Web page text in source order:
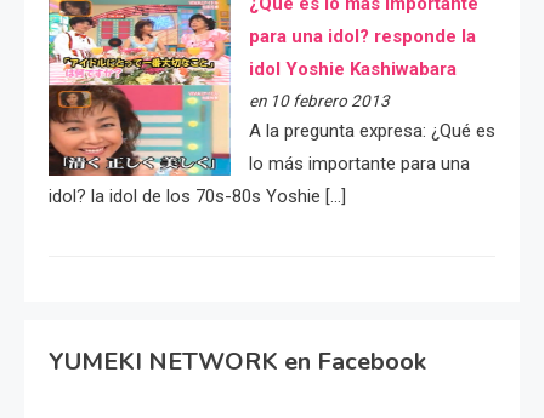
para una idol? responde la
idol Yoshie Kashiwabara
en 10 febrero 2013
A la pregunta expresa: ¿Qué es
lo más importante para una
idol? la idol de los 70s-80s Yoshie […]
YUMEKI NETWORK en Facebook